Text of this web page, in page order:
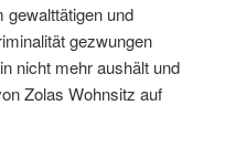
gewalttätigen und
gezwungen
nicht mehr aushält und
Zolas Wohnsitz auf